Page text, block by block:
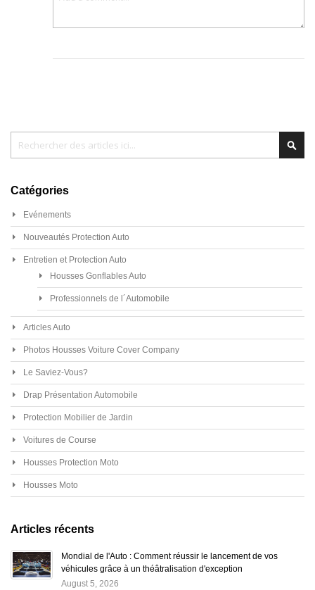
Catégories
Evénements
Nouveautés Protection Auto
Entretien et Protection Auto
Housses Gonflables Auto
Professionnels de l´Automobile
Articles Auto
Photos Housses Voiture Cover Company
Le Saviez-Vous?
Drap Présentation Automobile
Protection Mobilier de Jardin
Voitures de Course
Housses Protection Moto
Housses Moto
Articles récents
Mondial de l'Auto : Comment réussir le lancement de vos
véhicules grâce à un théâtralisation d'exception
August 5, 2026